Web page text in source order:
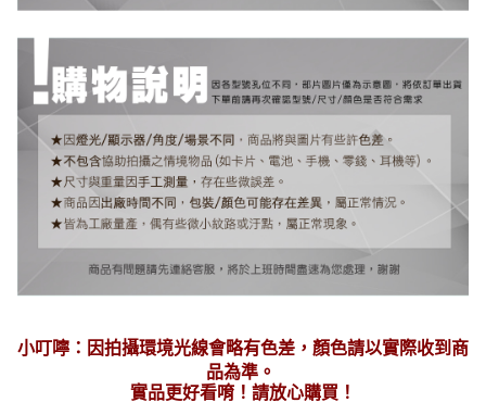
小叮嚀：因拍攝環境光線會略有色差，顏色請以實際收到商
品為準。
實品更好看唷！請放心購買！